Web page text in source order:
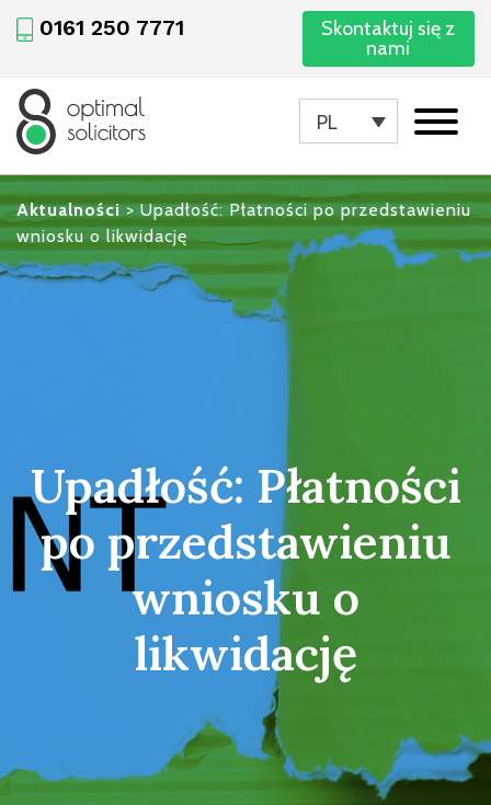
0161 250 7771
Skontaktuj się z
nami
PL
Aktualności>Upadłość: Płatności po przedstawieniu
wniosku o likwidację
Upadłość: Płatności
po przedstawieniu
wniosku o
likwidację